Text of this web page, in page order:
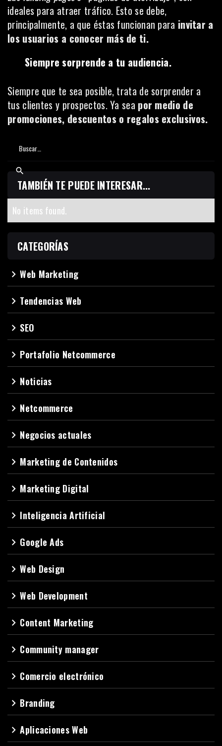
ideales para atraer tráfico. Esto se debe,
principalmente, a que éstas funcionan para invitar a
los usuarios a conocer más de ti.
Siempre sorprende a tu audiencia.
Siempre que te sea posible, trata de sorprender a
tus clientes y prospectos. Ya sea por medio de
promociones, descuentos o regalos exclusivos.
TAMBIÉN TE PUEDE INTERESAR...
No items found.
CATEGORÍAS
navigate_nextWeb Marketing
navigate_next Tendencias Web
navigate_next SEO
navigate_next Portafolio Netcommerce
navigate_next Noticias
navigate_next Netcommerce
navigate_next Negocios actuales
navigate_next Marketing de Contenidos
navigate_next Marketing Digital
navigate_next Inteligencia Artificial
navigate_next Google Ads
navigate_nextWeb Design
navigate_nextWeb Development
navigate_next Content Marketing
navigate_next Community manager
navigate_next Comercio electrónico
navigate_next Branding
navigate_nextAplicaciones Web